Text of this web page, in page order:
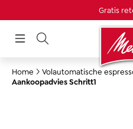
Gratis
Home Volautomatische
Aankoopadvies Schritt1